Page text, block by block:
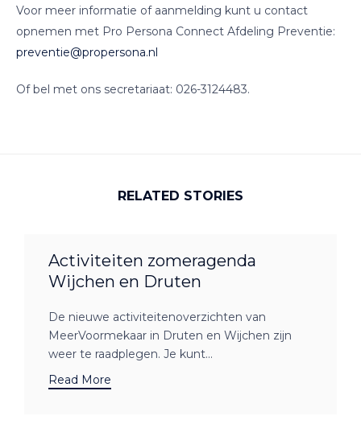
Voor meer informatie of aanmelding kunt u contact
opnemen met Pro Persona Connect Afdeling Preventie:
preventie@propersona.nl
Of bel met ons secretariaat: 026-3124483.
RELATED STORIES
Activiteiten zomeragenda
Wijchen en Druten
De nieuwe activiteitenoverzichten van
MeerVoormekaar in Druten en Wijchen zijn
weer te raadplegen. Je kunt...
Read More